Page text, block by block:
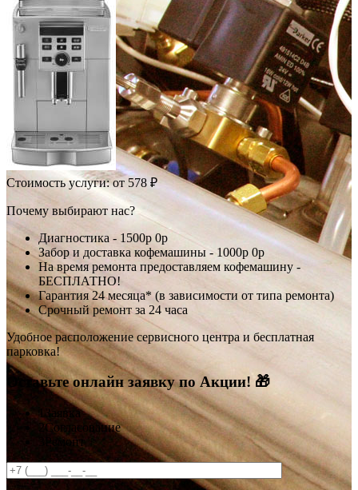
Стоимость услуги:от 578 ₽
Почему выбирают нас?
Диагностика - 1500р 0р
Забор и доставка кофемашины - 1000р 0р
На время ремонта предоставляем кофемашину -
БЕСПЛАТНО!
Гарантия 24 месяца* (в зависимости от типа ремонта)
Срочный ремонт за 24 часа
Удобное расположение сервисного центра и бесплатная
парковка!
Оставьте онлайн заявку по Акции! 🎁
1 Заявка
2Согласование
Ремонт